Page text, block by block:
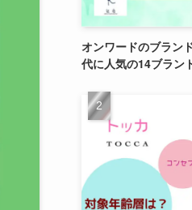
オンワードのブラン
代に人気の14ブラン